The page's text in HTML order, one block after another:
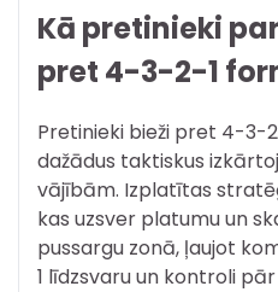
Kā pretinieki
pret 4-3-2-1
Pretinieki bieži pret 4-3-
dažādus taktiskus
vājībām. Izplatītas
kas uzsver platumu un
pussargu zonā, ļaujot
1 līdzsvaru un kontroli pār